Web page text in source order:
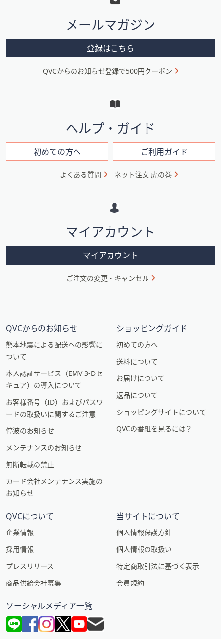
メ
ニ
ン
ン
メールマガジン
登録はこちら
QVCからのお知らせ登録で500円クーポン
ヘルプ・ガイド
初めての方へ ご利用ガイド
よくある質問 ネット注文 虎の巻
マイアカウント
マイアカウント
ご注文の変更・キャンセル
QVCからのお知らせ
熊本地震による配送への影響に
ついて
本人認証サービス（EMV 3-Dセ
キュア）の導入について
お客様番号（ID）およびパスワ
ードの取扱いに関するご注意
停波のお知らせ
メンテナンスのお知らせ
無断転載の禁止
カード会社メンテナンス実施の
お知らせ
ショッピングガイド
初めての方へ
送料について
お届けについて
返品について
ショッピングサイトについて
QVCの番組を見るには？
QVCについて
企業情報
採用情報
プレスリリース
商品供給会社募集
当サイトについて
個人情報保護方針
個人情報の取扱い
特定商取引法に基づく表示
会員規約
ソーシャルメディア一覧